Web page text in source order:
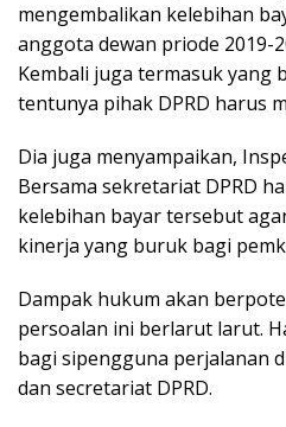
mengembalikan kelebihan
anggota dewan priode 2019-
Kembali juga termasuk yang
tentunya pihak DPRD harus
Dia juga menyampaikan,
Bersama sekretariat DPRD
kelebihan bayar tersebut
kinerja yang buruk bagi
Dampak hukum akan
persoalan ini berlarut larut.
bagi sipengguna perjalanan
dan secretariat DPRD.